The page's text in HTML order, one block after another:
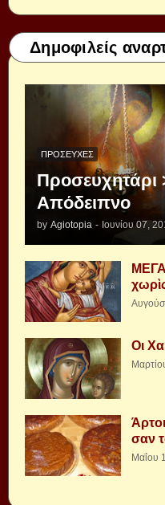
Δημοφιλείς
ΠΡΟΣΕΥΧΈΣ
Προσευχητάρι
Απόδειπνο
by Agiotopia - Ιουνίου 07,
Οι
σαν
Μαΐου